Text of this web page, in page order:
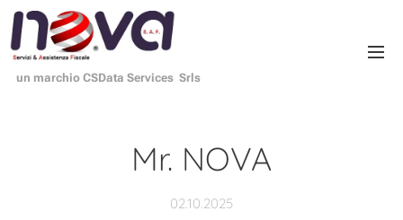
un marchio CSData Services Srls
Mr. NOVA
02.10.2025